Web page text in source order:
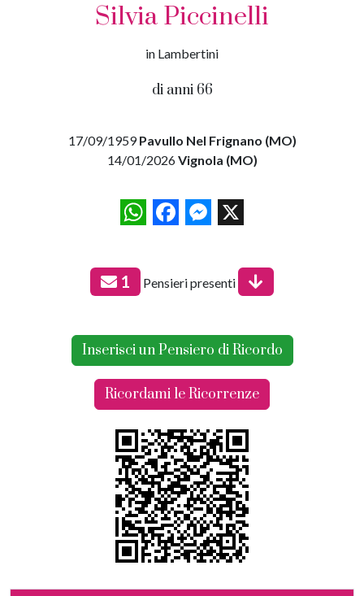
Silvia Piccinelli
in Lambertini
di anni 66
17/09/1959Pavullo Nel Frignano (MO)
14/01/2026Vignola (MO)
WhatsApp
FacebookMessenger
X
1 Pensieri presenti
Inserisci un Pensiero di Ricordo
Ricordami le Ricorrenze